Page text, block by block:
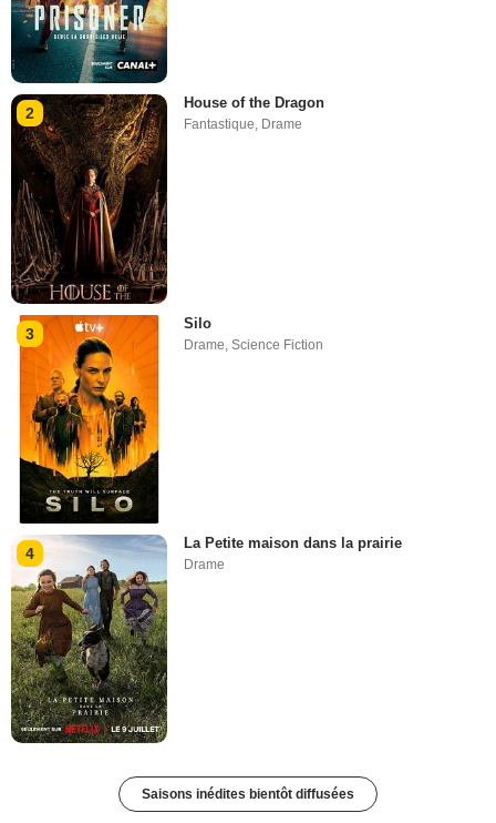
2
House of the Dragon
Fantastique, Drame
3
Silo
Drame ,Science Fiction
4
La Petite maison dans la prairie
Drame
Saisons inédites bientôt diffusées